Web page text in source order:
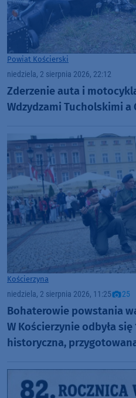
Powiat Kościerski
niedziela, 2 sierpnia 2026, 22:12
Zderzenie auta i
Wdzydzami Tucholskimi a
Kościerzyna
niedziela, 2 sierpnia 2026, 11:25 25
Bohaterowie powstania
W Kościerzynie odbyła się
historyczna,